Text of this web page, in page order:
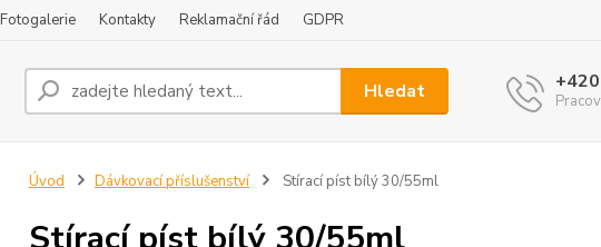
Fotogalerie Kontakty Reklamační řád GDPR
Hledat
Úvod Dávkovací příslušenství Stírací píst bílý 30/55ml